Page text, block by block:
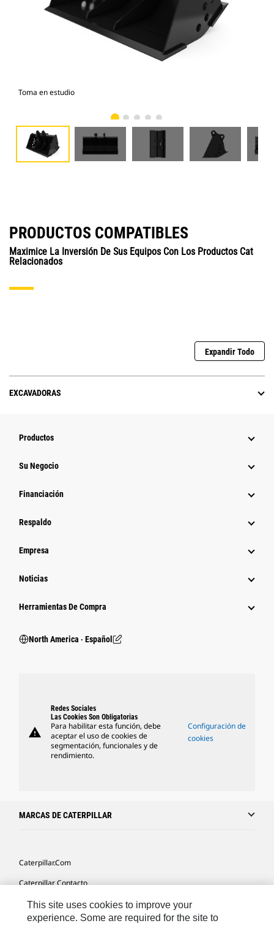
Toma en estudio
PRODUCTOS COMPATIBLES
Maximice La Inversión De Sus Equipos Con Los Productos Cat
Relacionados
Expandir Todo
EXCAVADORAS
Productos
Su Negocio
Financiación
Respaldo
Empresa
Noticias
Herramientas De Compra
North America ‧ Español
warning
Redes Sociales
Las Cookies Son Obligatorias
Para habilitar esta función, debe
aceptar el uso de cookies de
segmentación, funcionales y de
rendimiento.
Configuración de
cookies
MARCAS DE CATERPILLAR
Caterpillar.com
Caterpillar Contacto
Mis Preferencias De Marketing
Site Map
This site uses cookies to improve your
experience. Some are required for the site to